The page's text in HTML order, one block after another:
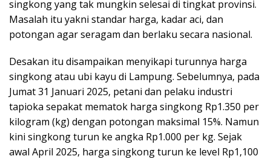
singkong yang tak mungkin selesai di tingkat provinsi.
Masalah itu yakni standar harga, kadar aci, dan
potongan agar seragam dan berlaku secara nasional.
Desakan itu disampaikan menyikapi turunnya harga
singkong atau ubi kayu di Lampung. Sebelumnya, pada
Jumat 31 Januari 2025, petani dan pelaku industri
tapioka sepakat mematok harga singkong Rp1.350 per
kilogram (kg) dengan potongan maksimal 15%. Namun
kini singkong turun ke angka Rp1.000 per kg. Sejak
awal April 2025, harga singkong turun ke level Rp1,100